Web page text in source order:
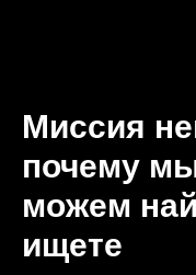
Миссия
почему
можем
ищете